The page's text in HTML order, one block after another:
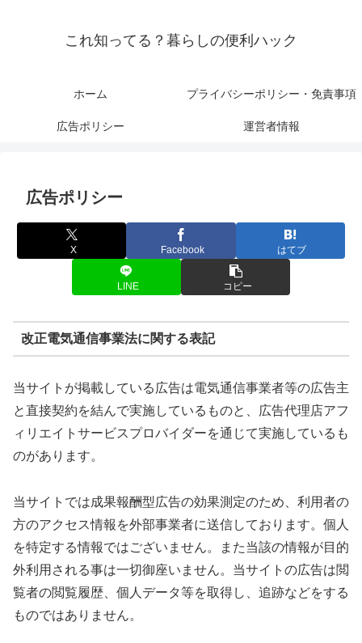
これ知ってる？暮らしの便利ハック
ホーム プライバシーポリシー・免責事項
広告ポリシー 運営者情報
広告ポリシー
X Facebook はてブ
LINE コピー
改正電気通信事業法に関する表記
当サイトが掲載している広告は電気通信事業者等の広告主
と直接契約を結んで実施しているものと、広告代理店アフ
ィリエイトサービスプロバイダーを通じて実施しているも
のがあります。
当サイトでは成果報酬型広告の効果測定のため、利用者の
方のアクセス情報を外部事業者に送信しております。個人
を特定する情報ではございません。また当該の情報が目的
外利用される事は一切御座いません。当サイトの広告は閲
覧者の閲覧履歴、個人データ等を取得し、追跡などをする
ものではありません。